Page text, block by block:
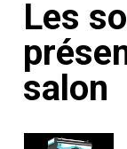
Les
salon